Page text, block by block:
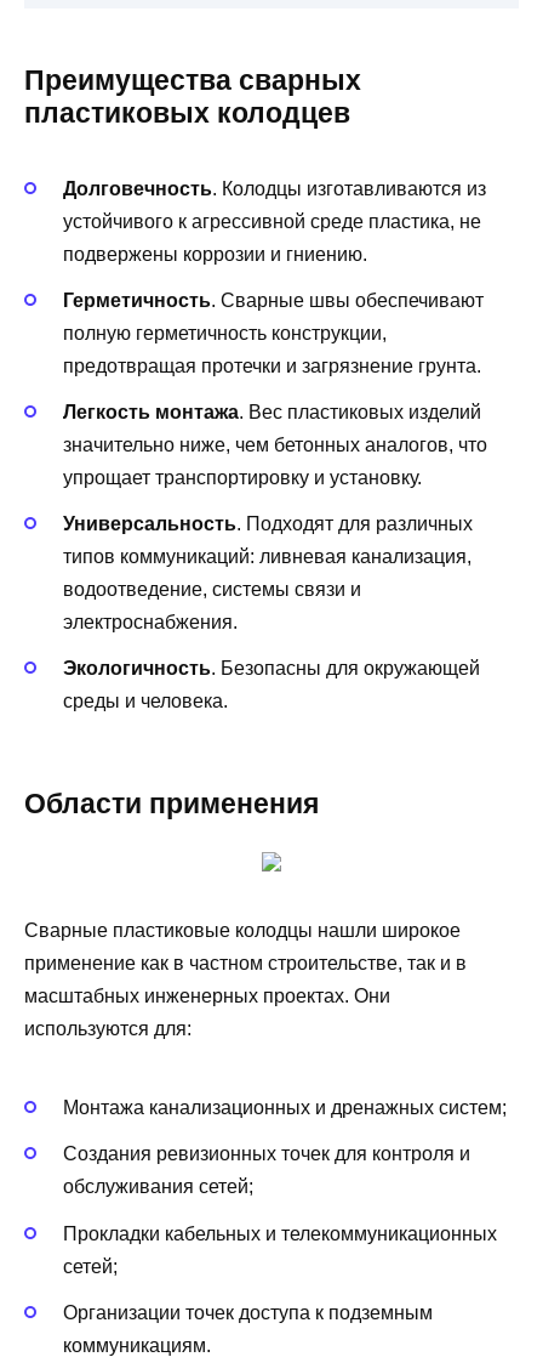
Преимущества сварных
пластиковых колодцев
Долговечность. Колодцы изготавливаются из
устойчивого к агрессивной среде пластика, не
подвержены коррозии и гниению.
Герметичность. Сварные швы обеспечивают
полную герметичность конструкции,
предотвращая протечки и загрязнение грунта.
Легкость монтажа. Вес пластиковых изделий
значительно ниже, чем бетонных аналогов, что
упрощает транспортировку и установку.
Универсальность. Подходят для различных
типов коммуникаций: ливневая канализация,
водоотведение, системы связи и
электроснабжения.
Экологичность. Безопасны для окружающей
среды и человека.
Области применения
Сварные пластиковые колодцы нашли широкое
применение как в частном строительстве, так и в
масштабных инженерных проектах. Они
используются для:
Монтажа канализационных и дренажных систем;
Создания ревизионных точек для контроля и
обслуживания сетей;
Прокладки кабельных и телекоммуникационных
сетей;
Организации точек доступа к подземным
коммуникациям.